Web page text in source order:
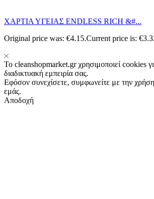
ΧΑΡΤΙΑ ΥΓΕΙΑΣ ENDLESS RICH &#...
Original price was: €4.15.Current price is:
Το cleanshopmarket.gr χρησιμοποιεί cookies
διαδικτυακή εμπειρία σας.
Εφόσον συνεχίσετε, συμφωνείτε με την
εμάς.
Αποδοχή